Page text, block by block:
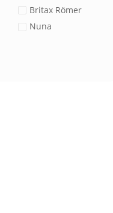
Britax Römer
Nuna